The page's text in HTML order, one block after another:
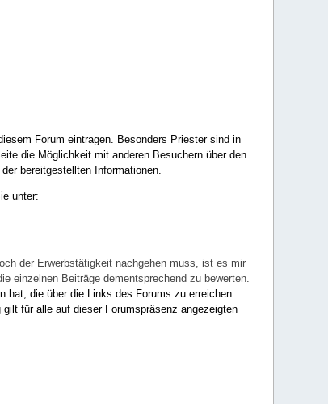
Forum eintragen. Besonders Priester sind in
die Möglichkeit mit anderen Besuchern über den
bereitgestellten Informationen.
unter:
der Erwerbstätigkeit nachgehen muss, ist es mir
einzelnen Beiträge dementsprechend zu bewerten.
hat, die über die Links des Forums zu erreichen
gilt für alle auf dieser Forumspräsenz angezeigten